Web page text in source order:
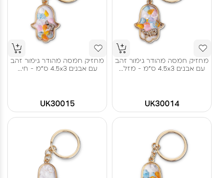
מחזיק חמסה מהודר גימור זהב
עם אבנים 4.5x3 ס"מ - מזל...
UK30014
מחזיק חמסה מהודר גימור זהב
עם אבנים 4.5x3 ס"מ - חי...
UK30015